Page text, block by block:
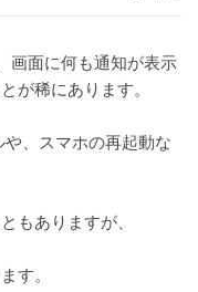
画面に何も通知が表示
が稀にあります。
、スマホの再起動な
もありますが、
す。